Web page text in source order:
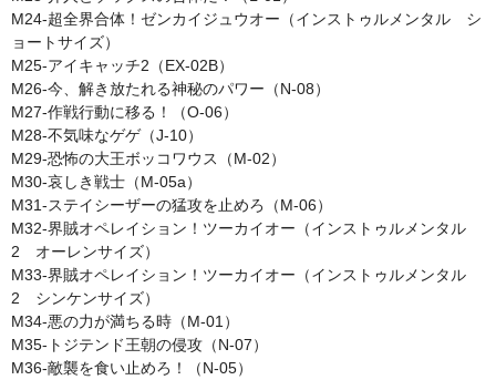
M24-超全界合体！ゼンカイジュウオー（インストゥルメンタル シ
ョートサイズ）
M25-アイキャッチ2（EX-02B）
M26-今、解き放たれる神秘のパワー（N-08）
M27-作戦行動に移る！（O-06）
M28-不気味なゲゲ（J-10）
M29-恐怖の大王ボッコワウス（M-02）
M30-哀しき戦士（M-05a）
M31-ステイシーザーの猛攻を止めろ（M-06）
M32-界賊オペレイション！ツーカイオー（インストゥルメンタル
2 オーレンサイズ）
M33-界賊オペレイション！ツーカイオー（インストゥルメンタル
2 シンケンサイズ）
M34-悪の力が満ちる時（M-01）
M35-トジテンド王朝の侵攻（N-07）
M36-敵襲を食い止めろ！（N-05）